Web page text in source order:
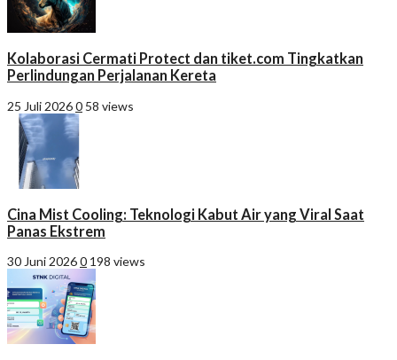
Kolaborasi Cermati Protect dan tiket.com Tingkatkan
Perlindungan Perjalanan Kereta
25 Juli 20260 58 views
Cina Mist Cooling: Teknologi Kabut Air yang Viral Saat
Panas Ekstrem
30 Juni 20260 198 views